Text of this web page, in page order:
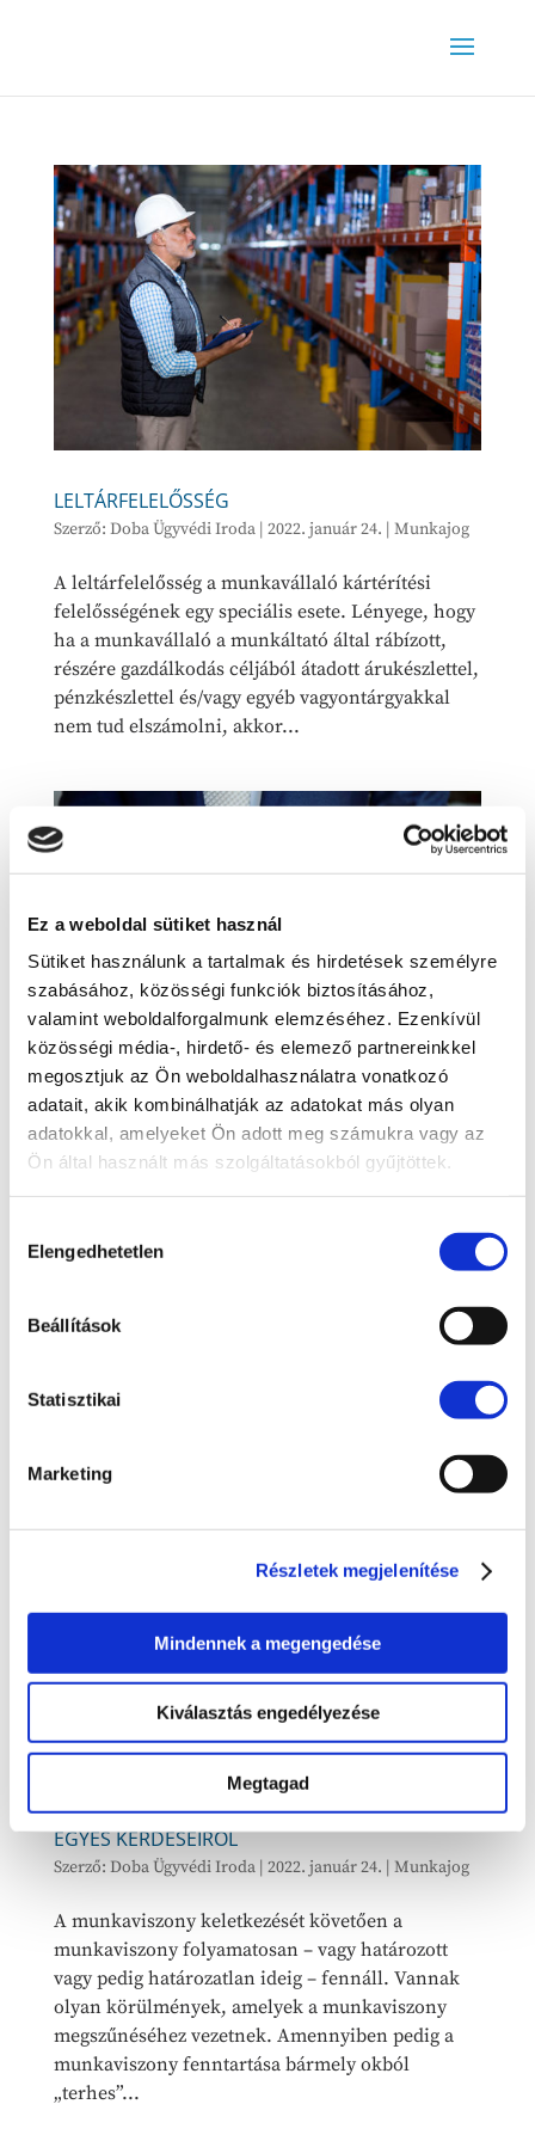
Ez a weboldal sütiket használ
Sütiket használunk a tartalmak és hirdetések személyre
szabásához, közösségi funkciók biztosításához,
valamint weboldalforgalmunk elemzéséhez. Ezenkívül
közösségi média-, hirdető- és elemező partnereinkkel
megosztjuk az Ön weboldalhasználatra vonatkozó
adatait, akik kombinálhatják az adatokat más olyan
adatokkal, amelyeket Ön adott meg számukra vagy az
Ön által használt más szolgáltatásokból gyűjtöttek.
kiválasztása
Elengedhetetlen
Beállítások
Statisztikai
Marketing
Részletek megjelenítése
Mindennek a megengedése
Kiválasztás engedélyezése
Megtagad
LELTÁRFELELŐSSÉG
Szerző: Doba Ügyvédi Iroda| 2022. január 24. | Munkajog
A leltárfelelősség a munkavállaló kártérítési
felelősségének egy speciális esete. Lényege, hogy
ha a munkavállaló a munkáltató által rábízott,
részére gazdálkodás céljából átadott árukészlettel,
pénzkészlettel és/vagy egyéb vagyontárgyakkal
nem tud elszámolni, akkor...
VEZETŐ TISZTSÉGVISELŐK MÖGÖTTES
FELELŐSSÉGÉRŐL
A gazdasági társaságok vezető tisztségviselőinek
felelősségét nagymértékben meghatározza az,
érdekeket kell elsődlegesen szem előtt tartaniuk.
GONDOLATOK A MUNKAVÁLLALÓK ÖNKÉNYES
FELMONDÁSSAL SZEMBENI VÉDELMÉNEK
EGYES KÉRDÉSEIRŐL
Szerző: Doba Ügyvédi Iroda| 2022. január 24. | Munkajog
A munkaviszony keletkezését követően a
munkaviszony folyamatosan – vagy határozott
vagy pedig határozatlan ideig – fennáll. Vannak
olyan körülmények, amelyek a munkaviszony
megszűnéséhez vezetnek. Amennyiben pedig a
munkaviszony fenntartása bármely okból
„terhes”...